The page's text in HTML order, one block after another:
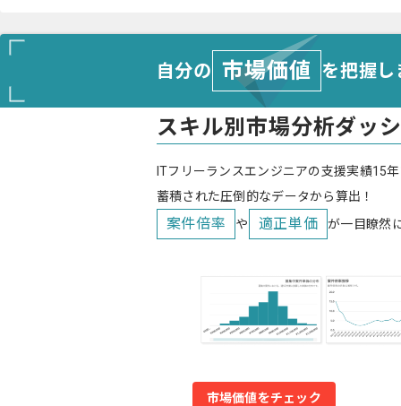
自分の 市場価値 を把握
スキル別市場分析ダッ
ITフリーランスエンジニアの支援実績15
蓄積された圧倒的なデータから算出！
案件倍率 や 適正単価 が一目瞭然
市場価値をチェック